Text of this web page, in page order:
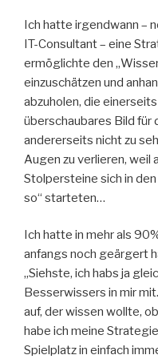
Ich hatte irgendwann –
IT-Consultant – eine
ermöglichte den
einzuschätzen und
abzuholen, die
überschaubares Bild für
andererseits nicht zu
Augen zu verlieren, weil
Stolpersteine sich in
so“ starteten…
Ich hatte in mehr als
anfangs noch geärgert
„Siehste, ich habs ja
Besserwissers in mir
auf, der wissen wollte,
habe ich meine
Spielplatz in einfach